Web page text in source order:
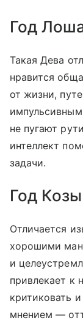
Год
Такая Дева
нравится
от жизни,
не пугают
интеллект
задачи.
Год Козы
Отличается
хорошими
и
привлекает к
критиковать
мнением —